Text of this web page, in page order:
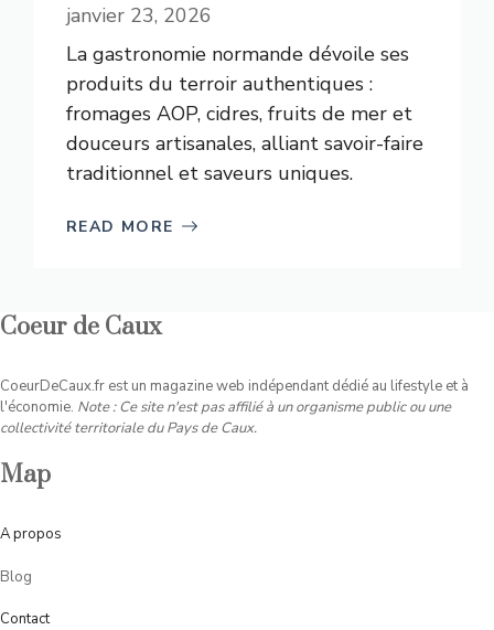
janvier 23, 2026
La gastronomie normande dévoile ses
produits du terroir authentiques :
fromages AOP, cidres, fruits de mer et
douceurs artisanales, alliant savoir-faire
traditionnel et saveurs uniques.
READ MORE
Coeur de Caux
CoeurDeCaux.fr est un magazine web indépendant dédié au lifestyle et à
l'économie. Note : Ce site n'est pas affilié à un organisme public ou une
collectivité territoriale du Pays de Caux.
Map
Apropos
Blog
Contact